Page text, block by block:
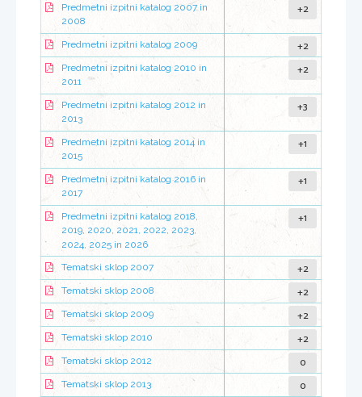
Predmetni izpitni katalog 2007 in
2008
+2
Predmetni izpitni katalog 2009 +2
Predmetni izpitni katalog 2010 in
2011
+2
Predmetni izpitni katalog 2012 in
2013
+3
Predmetni izpitni katalog 2014 in
2015
+1
Predmetni izpitni katalog 2016 in
2017
+1
Predmetni izpitni katalog 2018,
2019, 2020, 2021, 2022, 2023,
2024, 2025 in 2026
+1
Tematski sklop 2007 +2
Tematski sklop 2008 +2
Tematski sklop 2009 +2
Tematski sklop 2010 +2
Tematski sklop 2012 0
Tematski sklop 2013 0